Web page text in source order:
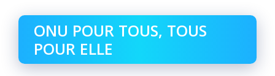
ONU POUR TOUS, TOUS
POUR ELLE